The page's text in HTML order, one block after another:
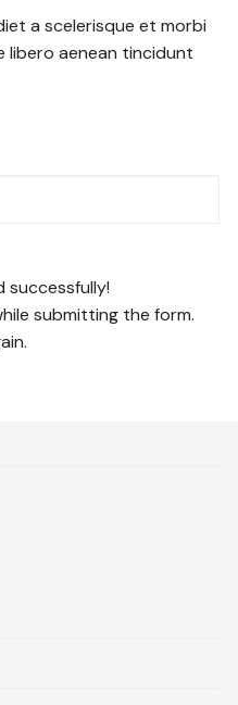
a scelerisque et morbi
libero aenean tincidunt
successfully!
submitting the form.